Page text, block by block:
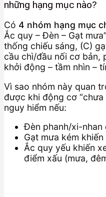
những hạng mục nào?
Có 4 nhóm hạng mục
Ắc quy – Đèn – Gạt
thống chiếu sáng, (C)
cầu chì/đầu nối cơ bản,
khởi động – tầm nhìn –
Vì sao nhóm này quan
được khi động cơ “chưa
nguy hiểm nếu:
Đèn phanh/xi-nhan
Gạt mưa kém
Ắc quy yếu khiến
điểm xấu (mưa,